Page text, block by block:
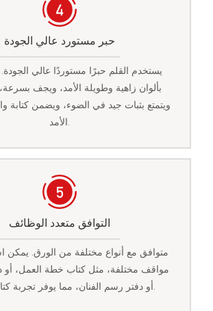
حبر مستورد عالي الجودة
يستخدم القلم حبرًا مستوردًا عالي الجودة.
بألوان زاهية وطويلة الأمد، ويجف
ويتمتع بثبات جيد في الضوء، ويضمن كتابة
التوافق متعدد الوظائف
متوافق مع أنواع مختلفة من الورق. يمكن
مواقف مختلفة، مثل كتاب خطة العمل، أو
أو دفتر رسم الفنان، مما يوفر تجربة كتابة سلسة.